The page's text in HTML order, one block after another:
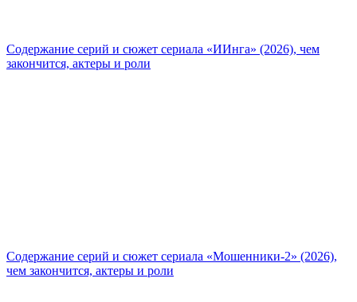
Содержание серий и сюжет сериала «ИИнга» (2026), чем
закончится, актеры и роли
Содержание серий и сюжет сериала «Мошенники-2» (2026),
чем закончится, актеры и роли